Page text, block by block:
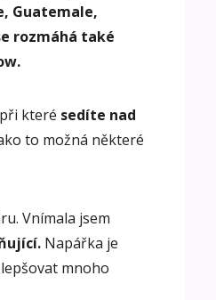
Guatemale,
rozmáhá také
které sedíte nad
to možná některé
Vnímala jsem
Napářka je
mnoho